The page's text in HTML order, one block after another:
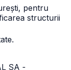
pentru
structurii
SA -